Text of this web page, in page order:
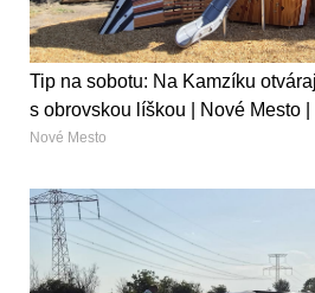
Tip na sobotu: Na Kamzíku
s obrovskou líškou | Nové Mesto |
Nové Mesto